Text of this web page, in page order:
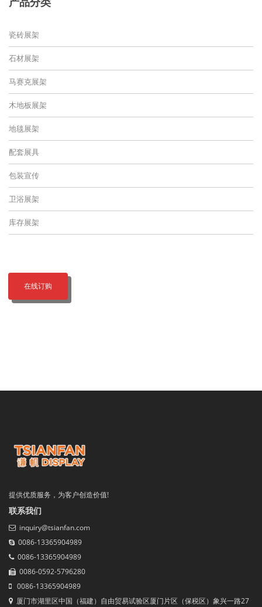
瓷砖展架
石材展架
马赛克展架
木地板展架
地毯展架
配套展具
包装宣传
卫浴展架
库存展架
在线订购
提供优质服务，为客户创造价值!
联系我们
inquiry@tsianfan.com
0086-13365904989
0086-13365904989
0086-0592-5796280
0086-13365904989
厦门市湖里区中国（福建）自由贸易试验区厦门片区（保税区）象兴一路27